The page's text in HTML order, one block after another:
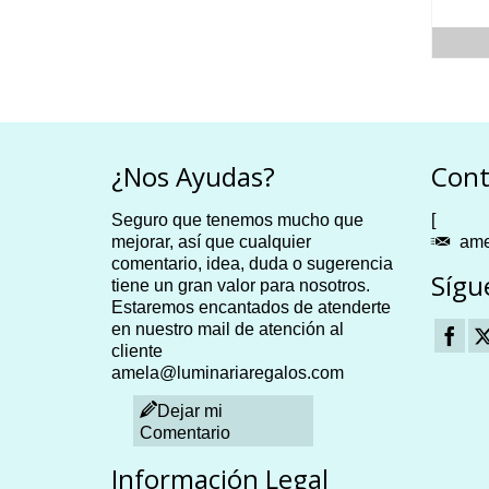
¿Nos Ayudas?
Seguro que tenemos mucho que
mejorar, así que cualquier
comentario, idea, duda o sugerencia
tiene un gran valor para nosotros.
Estaremos encantados de atenderte
en nuestro mail de atención al
cliente
amela@luminariaregalos.com
Dejar mi
Comentario
Información Legal
[